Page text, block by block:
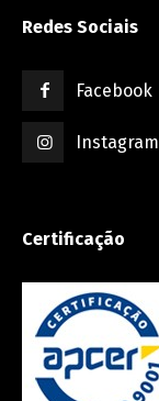
Redes Sociais
Facebook
Instagram
Certificação